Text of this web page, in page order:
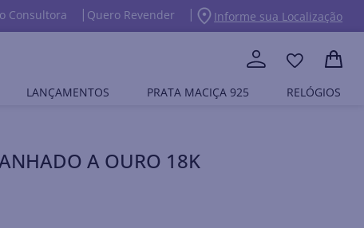
Consultora Quero Revender Informe sua Localização
LANÇAMENTOS PRATA MACIÇA 925 RELÓGIOS
A OURO 18K